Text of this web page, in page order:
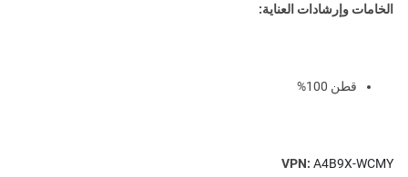
الخامات وإرشادات العناية:
قطن 100%
VPN: A4B9X-WCMY